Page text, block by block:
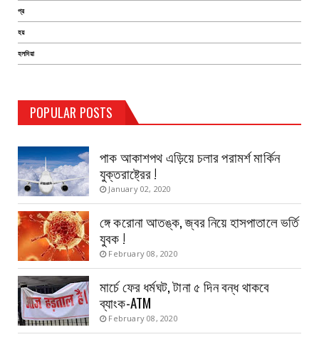
প্র
হয়
হলদিয়া
POPULAR POSTS
TEST PAGE
August 14, 2019
পাক আকাশপথ এড়িয়ে চলার পরামর্শ মার্কিন
যুক্তরাষ্ট্রের !
January 02, 2020
ঙ্গে করোনা আতঙ্ক, জ্বর নিয়ে হাসপাতালে ভর্তি
যুবক !
February 08, 2020
মার্চে ফের ধর্মঘট, টানা ৫ দিন বন্ধ থাকবে
ব্যাংক-ATM
February 08, 2020